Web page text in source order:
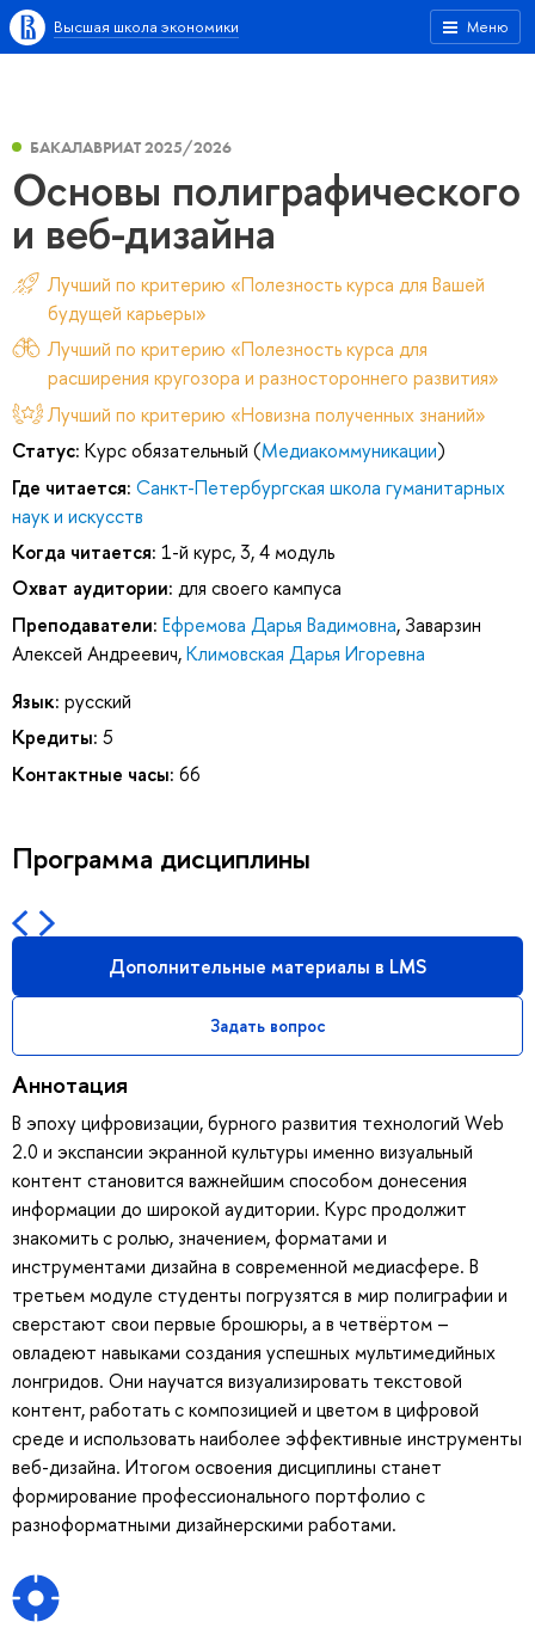
Меню
Высшая школа экономики
БАКАЛАВРИАТ 2025/2026
Основы полиграфического
и веб-дизайна
Лучший по критерию «Полезность курса для Вашей
будущей карьеры»
Лучший по критерию «Полезность курса для
расширения кругозора и разностороннего развития»
Лучший по критерию «Новизна полученных знаний»
Статус: Курс обязательный (Медиакоммуникации)
Где читается: Санкт-Петербургская школа гуманитарных
наук и искусств
Когда читается: 1-й курс, 3, 4 модуль
Охват аудитории: для своего кампуса
Преподаватели: Ефремова Дарья Вадимовна, Заварзин
Алексей Андреевич,Климовская Дарья Игоревна
Язык: русский
Кредиты: 5
Контактные часы: 66
Программа дисциплины
Дополнительные материалы в LMS
Задать вопрос
Аннотация
В эпоху цифровизации, бурного развития технологий Web
2.0 и экспансии экранной культуры именно визуальный
контент становится важнейшим способом донесения
информации до широкой аудитории. Курс продолжит
знакомить с ролью, значением, форматами и
инструментами дизайна в современной медиасфере. В
третьем модуле студенты погрузятся в мир полиграфии и
сверстают свои первые брошюры, а в четвёртом –
овладеют навыками создания успешных мультимедийных
лонгридов. Они научатся визуализировать текстовой
контент, работать с композицией и цветом в цифровой
среде и использовать наиболее эффективные инструменты
веб-дизайна. Итогом освоения дисциплины станет
формирование профессионального портфолио с
разноформатными дизайнерскими работами.